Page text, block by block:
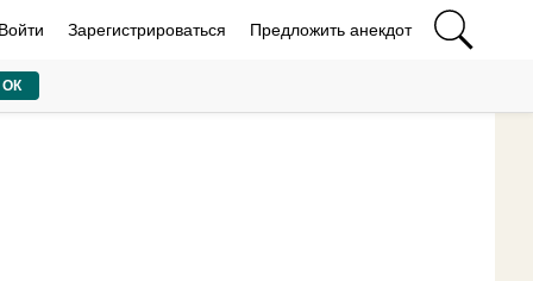
Зарегистрироваться Предложить анекдот
ОК